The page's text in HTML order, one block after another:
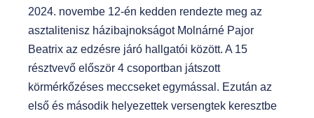
2024. novembe 12-én kedden rendezte meg az
asztalitenisz házibajnokságot Molnárné Pajor
Beatrix az edzésre járó hallgatói között. A 15
résztvevő először 4 csoportban játszott
körmérkőzéses meccseket egymással. Ezután az
első és második helyezettek versengtek keresztbe